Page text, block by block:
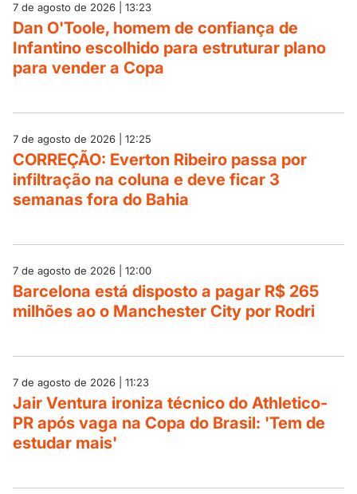
7 de agosto de 2026 | 13:23
Dan O'Toole, homem de confiança de
Infantino escolhido para estruturar plano
para vender a Copa
7 de agosto de 2026 | 12:25
CORREÇÃO: Everton Ribeiro passa por
infiltração na coluna e deve ficar 3
semanas fora do Bahia
7 de agosto de 2026 | 12:00
Barcelona está disposto a pagar R$ 265
milhões ao o Manchester City por Rodri
7 de agosto de 2026 | 11:23
Jair Ventura ironiza técnico do Athletico-
PR após vaga na Copa do Brasil: 'Tem de
estudar mais'